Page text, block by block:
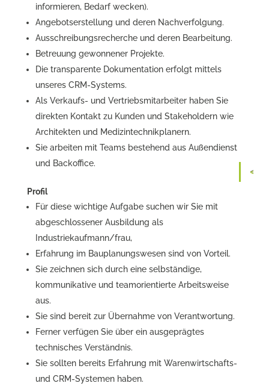
informieren, Bedarf wecken).
Angebotserstellung und deren Nachverfolgung.
Ausschreibungsrecherche und deren Bearbeitung.
Betreuung gewonnener Projekte.
Die transparente Dokumentation erfolgt mittels
unseres CRM-Systems.
Als Verkaufs- und Vertriebsmitarbeiter haben Sie
direkten Kontakt zu Kunden und Stakeholdern wie
Architekten und Medizintechnikplanern.
Sie arbeiten mit Teams bestehend aus Außendienst
und Backoffice.
Profil
Für diese wichtige Aufgabe suchen wir Sie mit
abgeschlossener Ausbildung als
Industriekaufmann/frau,
Erfahrung im Bauplanungswesen sind von Vorteil.
Sie zeichnen sich durch eine selbständige,
kommunikative und teamorientierte Arbeitsweise
aus.
Sie sind bereit zur Übernahme von Verantwortung.
Ferner verfügen Sie über ein ausgeprägtes
technisches Verständnis.
Sie sollten bereits Erfahrung mit Warenwirtschafts-
und CRM-Systemen haben.